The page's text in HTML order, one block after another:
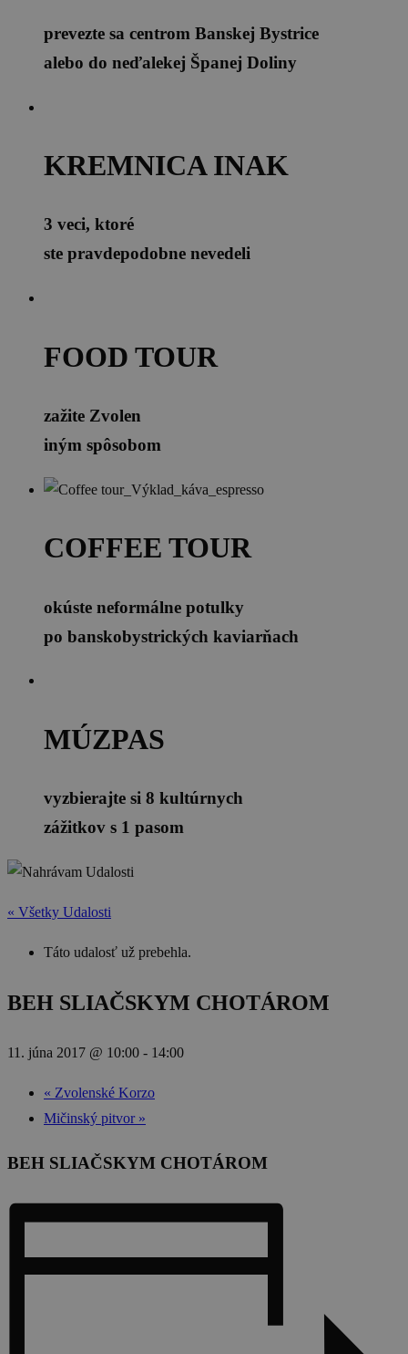
prevezte sa centrom Banskej Bystrice
alebo do neďalekej Španej Doliny
KREMNICA INAK
3 veci, ktoré
ste pravdepodobne nevedeli
FOOD TOUR
zažite Zvolen
iným spôsobom
COFFEE TOUR
okúste neformálne potulky
po banskobystrických kaviarňach
MÚZPAS
vyzbierajte si 8 kultúrnych
zážitkov s 1 pasom
« Všetky Udalosti
Táto udalosť už prebehla.
BEH SLIAČSKYM CHOTÁROM
11. júna 2017 @ 10:00 - 14:00
« Zvolenské Korzo
Mičinský pitvor »
BEH SLIAČSKYM CHOTÁROM